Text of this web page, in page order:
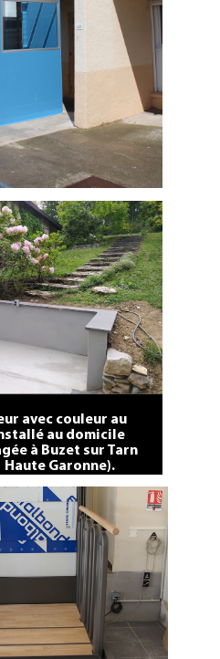
vertical
métallique vitrée
de vacances de
(Aude département
avec couleur au
au domicile
à Buzet sur Tarn
Garonne).